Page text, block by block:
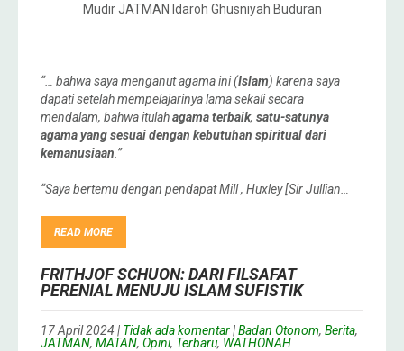
Mudir JATMAN Idaroh Ghusniyah Buduran
“… bahwa saya menganut agama ini (Islam) karena saya
dapati setelah mempelajarinya lama sekali secara
mendalam, bahwa itulahagama terbaik, satu-satunya
agama yang sesuai dengan kebutuhan spiritual dari
kemanusiaan .”
“Saya bertemu dengan pendapat Mill , Huxley [Sir Jullian…
READ MORE
FRITHJOF SCHUON: DARI FILSAFAT
PERENIAL MENUJU ISLAM SUFISTIK
17 April 2024 | Tidak ada komentar|Badan Otonom, Berita,
JATMAN, MATAN, Opini, Terbaru, WATHONAH